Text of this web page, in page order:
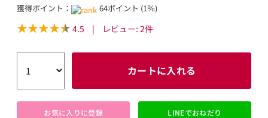
獲得ポイント：
64ポイント (1％)
4.5 | レビュー: 2件
カートに入れる
お気に入りに登録 LINEでおねだり